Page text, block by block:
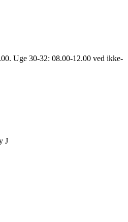
Uge 30-32: 08.00-12.00 ved ikke-
J